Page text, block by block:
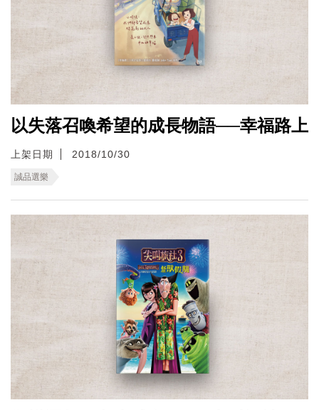
以失落召喚希望的成長物語──幸福路上
上架日期 2018/10/30
誠品選樂